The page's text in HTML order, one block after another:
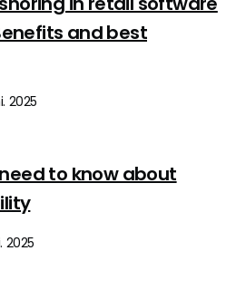
and best
2025
to know about
2025